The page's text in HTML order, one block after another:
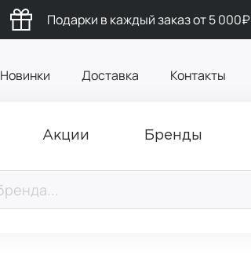
Подарки в каждый заказ от 5 000₽
Новинки Доставка Контакты
Акции Бренды